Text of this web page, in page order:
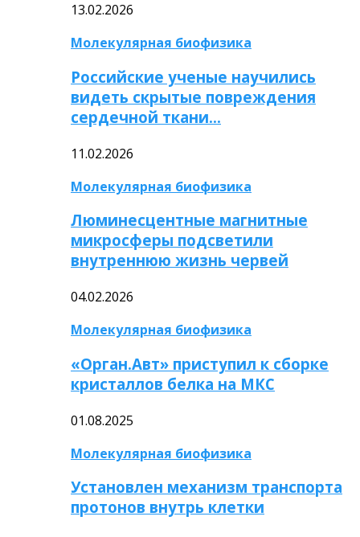
13.02.2026
Молекулярная биофизика
Российские ученые научились
видеть скрытые повреждения
сердечной ткани…
11.02.2026
Молекулярная биофизика
Люминесцентные магнитные
микросферы подсветили
внутреннюю жизнь червей
04.02.2026
Молекулярная биофизика
«Орган.Авт» приступил к сборке
кристаллов белка на МКС
01.08.2025
Молекулярная биофизика
Установлен механизм транспорта
протонов внутрь клетки